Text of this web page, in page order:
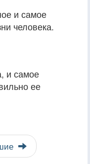
и самое
человека.
и самое
ее